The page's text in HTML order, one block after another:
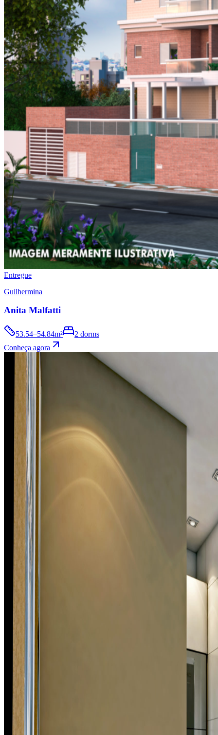
Entregue
Guilhermina
Anita Malfatti
53.54–54.84m²
2 dorms
Conheça agora